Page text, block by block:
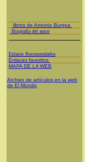
libros de Antonio Burgos
Biografía del autor
Enlaces Recomendados
Enlaces favoritos
MAPA DE LA WEB
Archivo de artículos en la web
de El Mundo